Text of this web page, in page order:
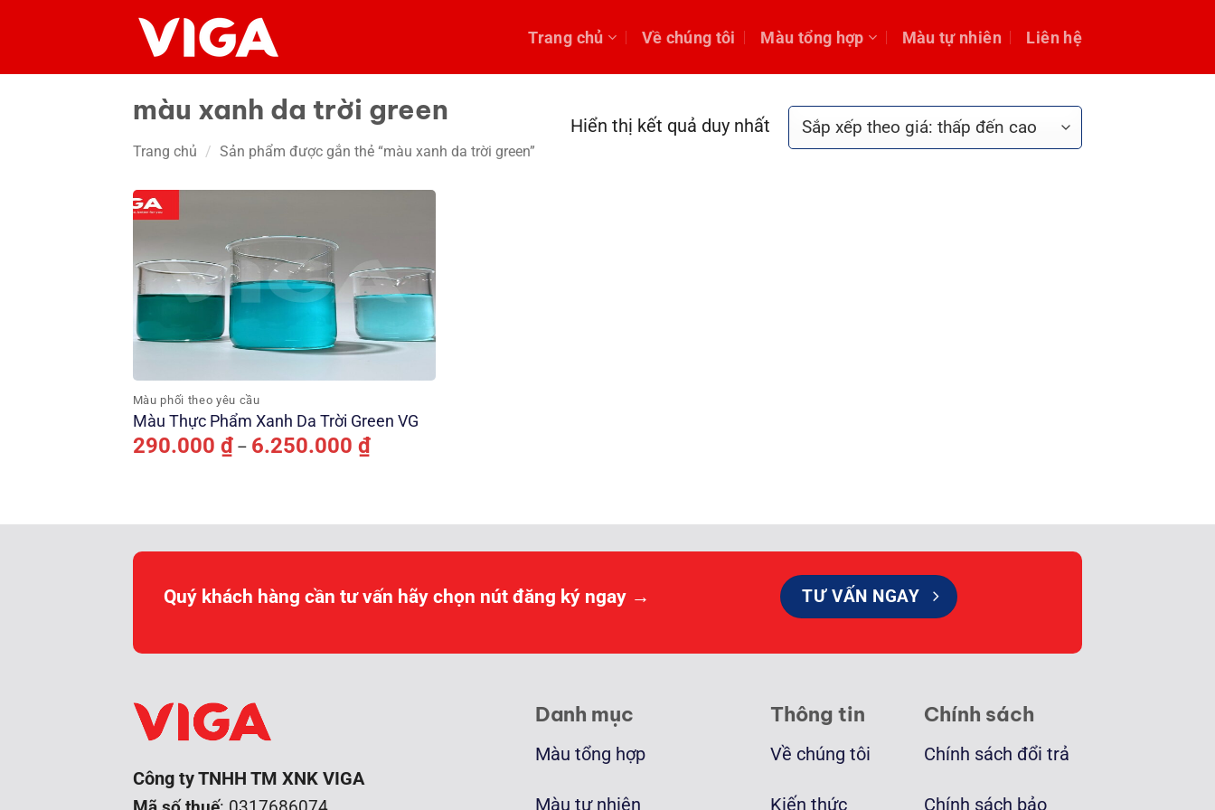
nội
Trang chủ Về chúng tôi Màu tổng hợp Màu tự nhiên Liên hệ
màu xanh da trời green
Trang chủ / Sản phẩm được gắn thẻ “màu xanh da trời green”
Hiển thị kết quả duy nhất
Màu phối theo yêu cầu
Màu Thực Phẩm Xanh Da Trời Green VG
290.000 ₫ – 6.250.000 ₫Khoảng
giá:
Quý khách hàng cần tư vấn hãy chọn nút đăng ký ngay → TƯ VẤN NGAY
Công ty TNHH TM XNK VIGA
Danh mục
Màu tổng hợp
Màu tự nhiên
Thông tin
Về chúng tôi
Kiến thức
Chính sách
Chính sách đổi trả
Chính sách bảo